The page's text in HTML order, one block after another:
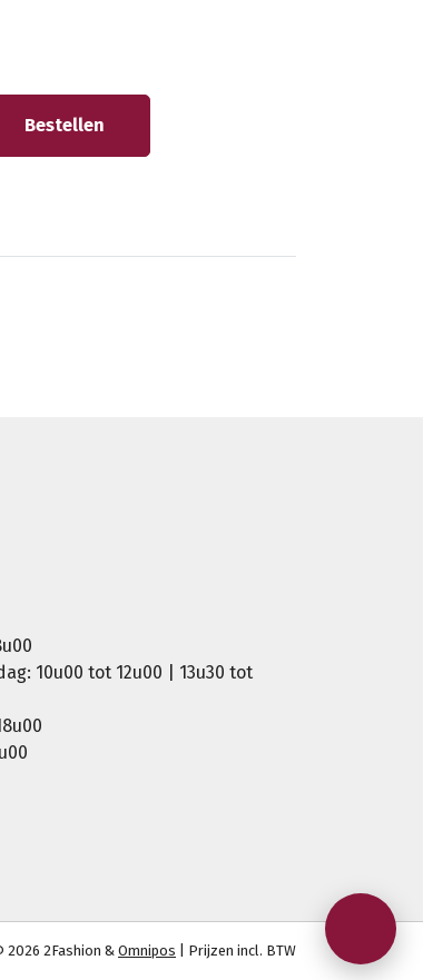
Bestellen
10u00 tot 12u00 | 13u30 tot
2026 2Fashion & Omnipos | Prijzen incl. BTW